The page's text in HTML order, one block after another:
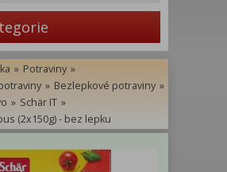
» Potraviny »
» Bezlepkové potraviny »
» Schär IT »
(2x150g) - bez lepku